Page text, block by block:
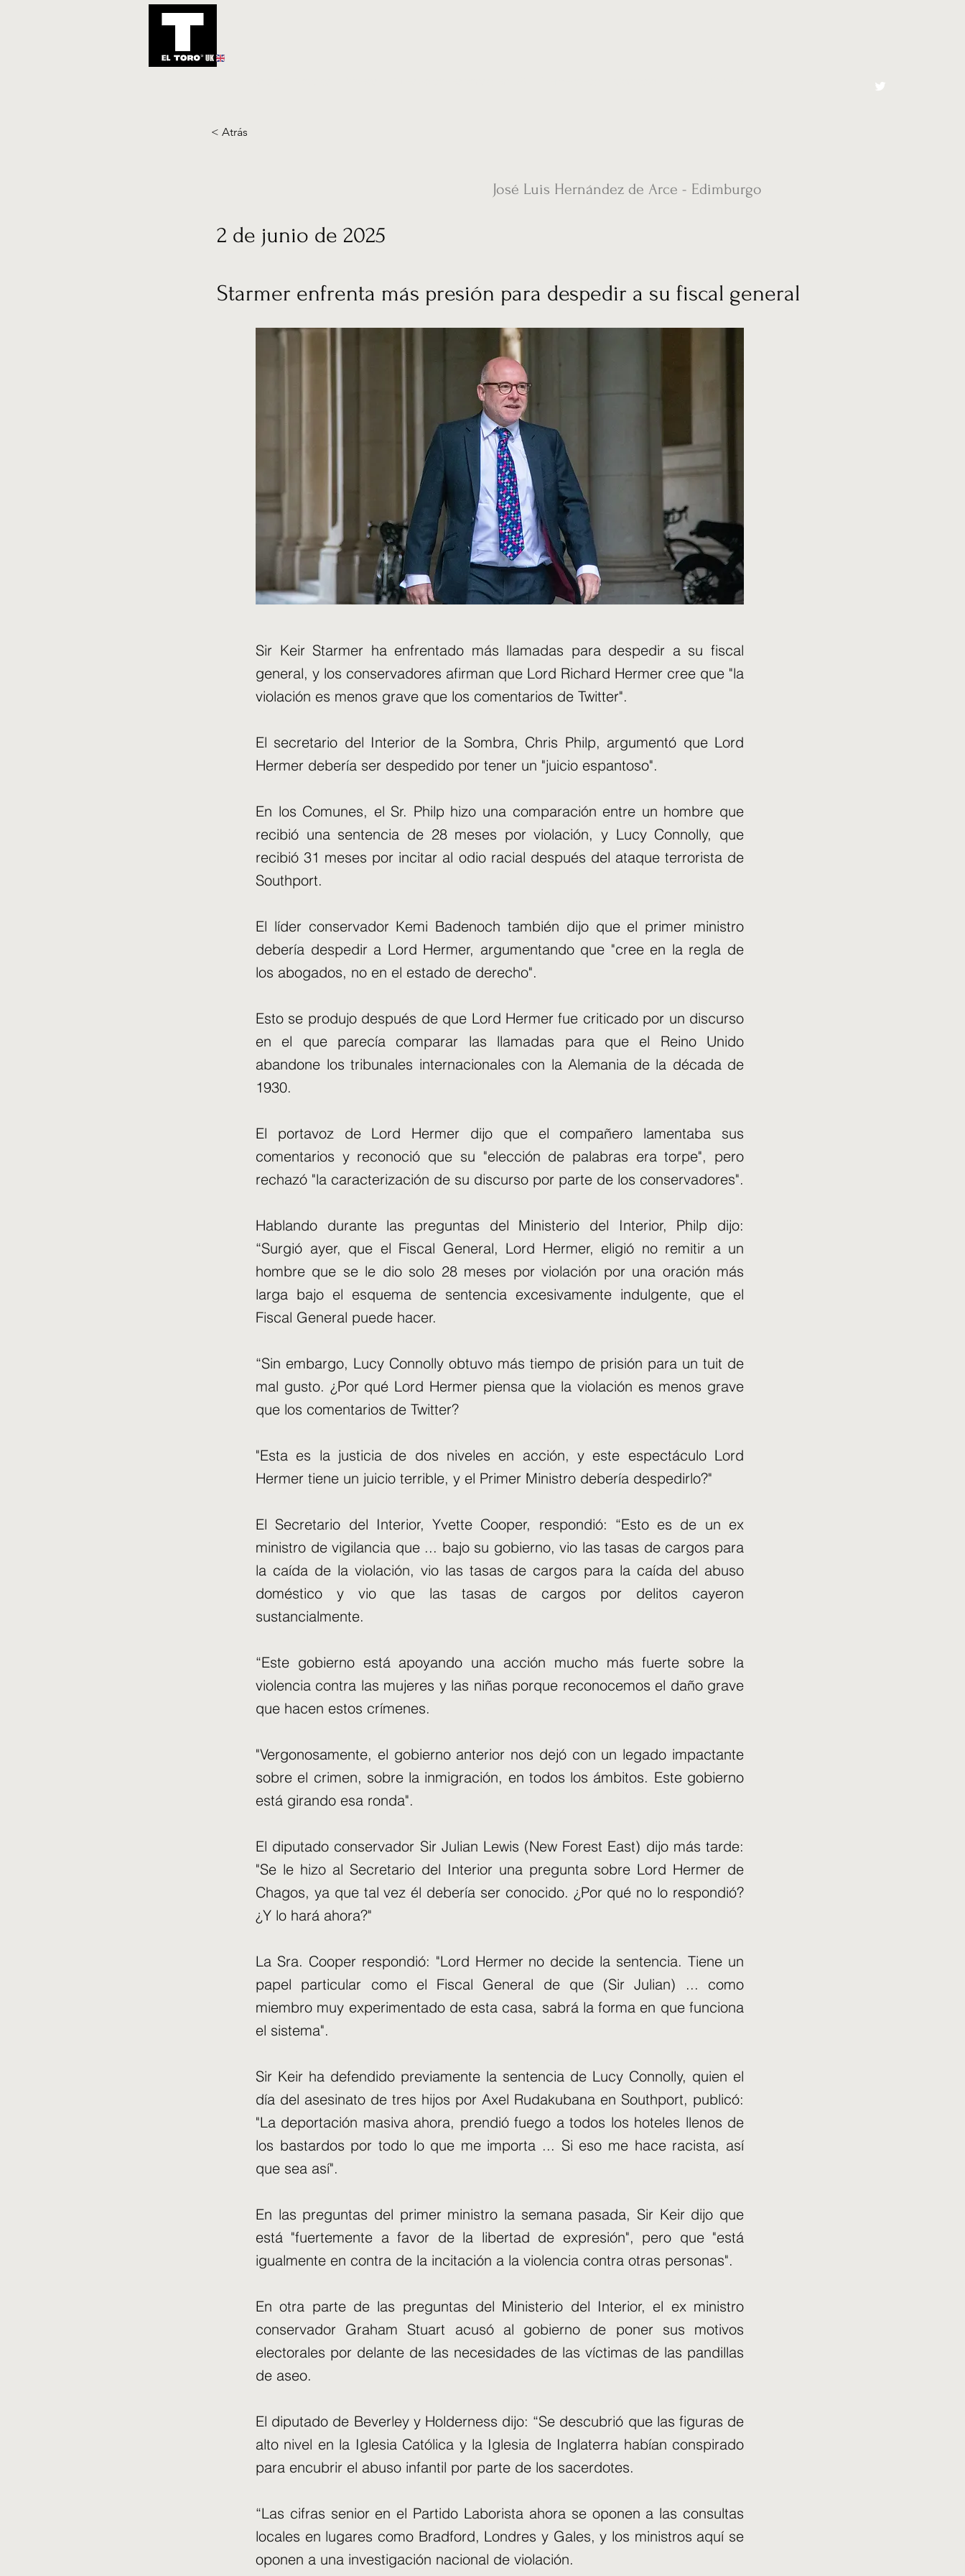
UK
< Atrás
José Luis Hernández de Arce - Edimburgo
2 de junio de 2025
Starmer enfrenta más presión para despedir a su fiscal general
Sir Keir Starmer ha enfrentado más llamadas para despedir a su fiscal
general, y los conservadores afirman que Lord Richard Hermer cree que "la
violación es menos grave que los comentarios de Twitter".
El secretario del Interior de la Sombra, Chris Philp, argumentó que Lord
Hermer debería ser despedido por tener un "juicio espantoso".
En los Comunes, el Sr. Philp hizo una comparación entre un hombre que
recibió una sentencia de 28 meses por violación, y Lucy Connolly, que
recibió 31 meses por incitar al odio racial después del ataque terrorista de
Southport.
El líder conservador Kemi Badenoch también dijo que el primer ministro
debería despedir a Lord Hermer, argumentando que "cree en la regla de
los abogados, no en el estado de derecho".
Esto se produjo después de que Lord Hermer fue criticado por un discurso
en el que parecía comparar las llamadas para que el Reino Unido
abandone los tribunales internacionales con la Alemania de la década de
1930.
El portavoz de Lord Hermer dijo que el compañero lamentaba sus
comentarios y reconoció que su "elección de palabras era torpe", pero
rechazó "la caracterización de su discurso por parte de los conservadores".
Hablando durante las preguntas del Ministerio del Interior, Philp dijo:
“Surgió ayer, que el Fiscal General, Lord Hermer, eligió no remitir a un
hombre que se le dio solo 28 meses por violación por una oración más
larga bajo el esquema de sentencia excesivamente indulgente, que el
Fiscal General puede hacer.
“Sin embargo, Lucy Connolly obtuvo más tiempo de prisión para un tuit de
mal gusto. ¿Por qué Lord Hermer piensa que la violación es menos grave
que los comentarios de Twitter?
"Esta es la justicia de dos niveles en acción, y este espectáculo Lord
Hermer tiene un juicio terrible, y el Primer Ministro debería despedirlo?"
El Secretario del Interior, Yvette Cooper, respondió: “Esto es de un ex
ministro de vigilancia que ... bajo su gobierno, vio las tasas de cargos para
la caída de la violación, vio las tasas de cargos para la caída del abuso
doméstico y vio que las tasas de cargos por delitos cayeron
sustancialmente.
“Este gobierno está apoyando una acción mucho más fuerte sobre la
violencia contra las mujeres y las niñas porque reconocemos el daño grave
que hacen estos crímenes.
"Vergonosamente, el gobierno anterior nos dejó con un legado impactante
sobre el crimen, sobre la inmigración, en todos los ámbitos. Este gobierno
está girando esa ronda".
El diputado conservador Sir Julian Lewis (New Forest East) dijo más tarde:
"Se le hizo al Secretario del Interior una pregunta sobre Lord Hermer de
Chagos, ya que tal vez él debería ser conocido. ¿Por qué no lo respondió?
¿Y lo hará ahora?"
La Sra. Cooper respondió: "Lord Hermer no decide la sentencia. Tiene un
papel particular como el Fiscal General de que (Sir Julian) ... como
miembro muy experimentado de esta casa, sabrá la forma en que funciona
el sistema".
Sir Keir ha defendido previamente la sentencia de Lucy Connolly, quien el
día del asesinato de tres hijos por Axel Rudakubana en Southport, publicó:
"La deportación masiva ahora, prendió fuego a todos los hoteles llenos de
los bastardos por todo lo que me importa ... Si eso me hace racista, así
que sea así".
En las preguntas del primer ministro la semana pasada, Sir Keir dijo que
está "fuertemente a favor de la libertad de expresión", pero que "está
igualmente en contra de la incitación a la violencia contra otras personas".
En otra parte de las preguntas del Ministerio del Interior, el ex ministro
conservador Graham Stuart acusó al gobierno de poner sus motivos
electorales por delante de las necesidades de las víctimas de las pandillas
de aseo.
El diputado de Beverley y Holderness dijo: “Se descubrió que las figuras de
alto nivel en la Iglesia Católica y la Iglesia de Inglaterra habían conspirado
para encubrir el abuso infantil por parte de los sacerdotes.
“Las cifras senior en el Partido Laborista ahora se oponen a las consultas
locales en lugares como Bradford, Londres y Gales, y los ministros aquí se
oponen a una investigación nacional de violación.